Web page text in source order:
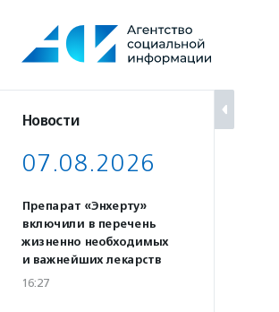
содержанию
Новости
07.08.2026
Препарат «Энхерту»
включили в перечень
жизненно необходимых
и важнейших лекарств
16:27